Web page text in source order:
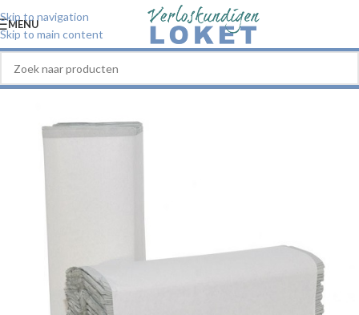
Skip to navigation
Skip to main content
MENU